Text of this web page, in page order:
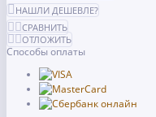
НАШЛИ ДЕШЕВЛЕ?
СРАВНИТЬ
ОТЛОЖИТЬ
Способы оплаты